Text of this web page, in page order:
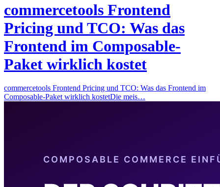
commercetools Frontend
Pricing und TCO: Was das
Frontend im Composable-
Paket wirklich kostet
commercetools Frontend Pricing und TCO: Was das Frontend im
Composable-Paket wirklich kostetDie meis…